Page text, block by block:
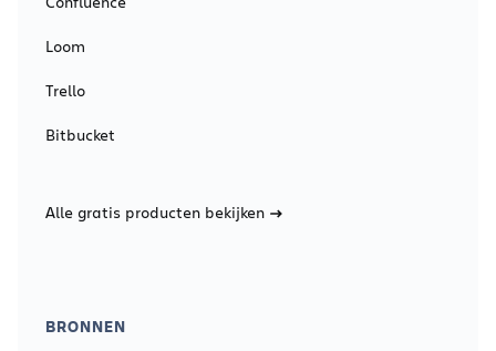
Loom
Trello
Bitbucket
Alle gratis producten bekijken
BRONNEN